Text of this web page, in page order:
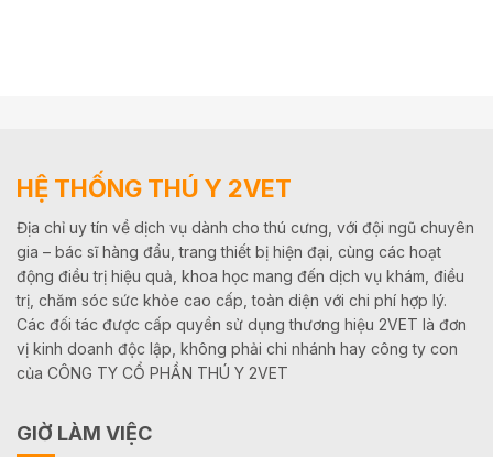
HỆ THỐNG THÚ Y 2VET
Địa chỉ uy tín về dịch vụ dành cho thú cưng, với đội ngũ chuyên
gia – bác sĩ hàng đầu, trang thiết bị hiện đại, cùng các hoạt
động điều trị hiệu quả, khoa học mang đến dịch vụ khám, điều
trị, chăm sóc sức khỏe cao cấp, toàn diện với chi phí hợp lý.
Các đối tác được cấp quyền sử dụng thương hiệu 2VET là đơn
vị kinh doanh độc lập, không phải chi nhánh hay công ty con
của CÔNG TY CỔ PHẦN THÚ Y 2VET
GIỜ LÀM VIỆC